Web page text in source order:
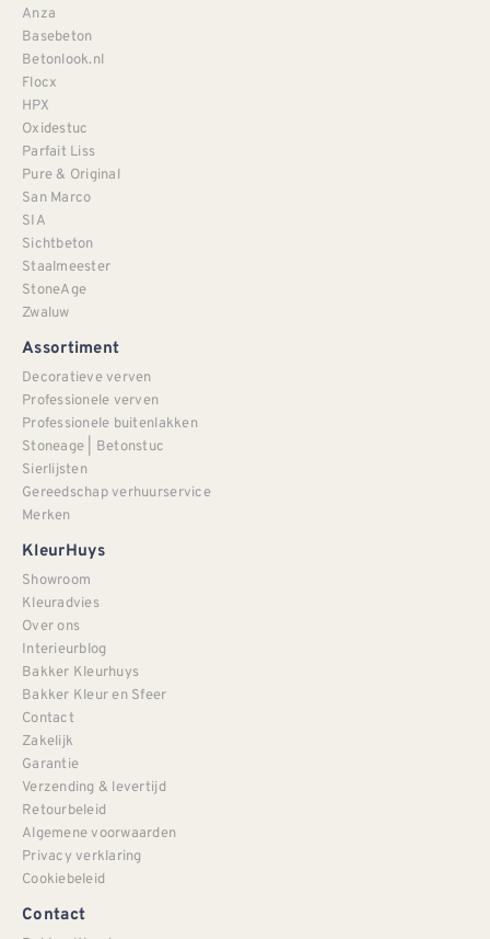
Anza
Basebeton
Betonlook.nl
Flocx
HPX
Oxidestuc
Parfait Liss
Pure & Original
San Marco
SIA
Sichtbeton
Staalmeester
StoneAge
Zwaluw
Assortiment
Decoratieve verven
Professionele verven
Professionele buitenlakken
Stoneage | Betonstuc
Sierlijsten
Gereedschap verhuurservice
Merken
KleurHuys
Showroom
Kleuradvies
Over ons
Interieurblog
Bakker Kleurhuys
Bakker Kleur en Sfeer
Contact
Zakelijk
Garantie
Verzending & levertijd
Retourbeleid
Algemene voorwaarden
Privacy verklaring
Cookiebeleid
Contact